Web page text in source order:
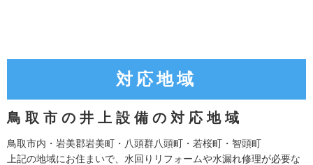
対応地域
鳥取市の井上設備の対応地域
鳥取市内・岩美郡岩美町・八頭群八頭町・若桜町・智頭町
上記の地域にお住まいで、水回りリフォームや水漏れ修理が必要な